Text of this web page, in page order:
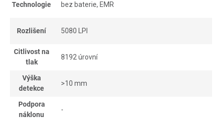
Technologie bez baterie, EMR
Rozlišení 5080 LPI
Citlivost na
tlak
8192 úrovní
Výška
detekce
>10 mm
Podpora
náklonu
-